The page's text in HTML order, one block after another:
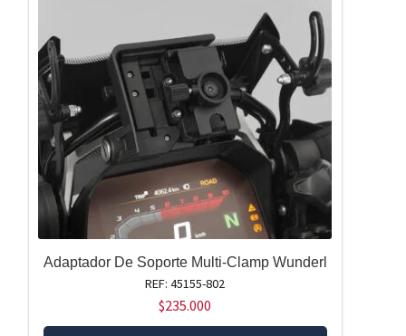
Adaptador De Soporte Multi-Clamp Wunderl
REF: 45155-802
$235.000